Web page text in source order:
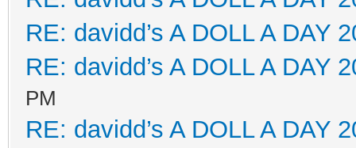
RE: davidd’s A DOLL A DAY
RE: davidd’s A DOLL A DAY
PM
RE: davidd’s A DOLL A DAY